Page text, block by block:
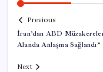
Previous
İran’dan ABD
Alanda Anlaşma Sağlandı”
Next